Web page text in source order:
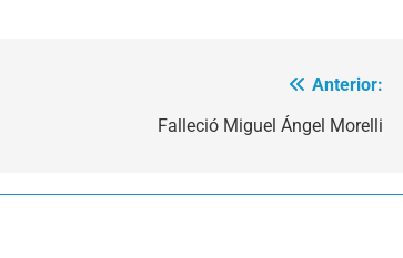
Anterior:
Falleció Miguel Ángel Morelli